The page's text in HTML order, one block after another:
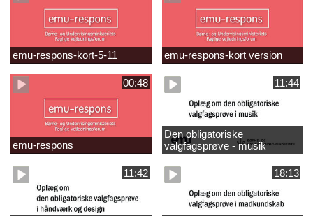
emu-respons-kort-5-11 emu-respons-kort version
00:48
emu-respons
11:44
Den obligatoriske
valgfagsprøve - musik
11:42 18:13